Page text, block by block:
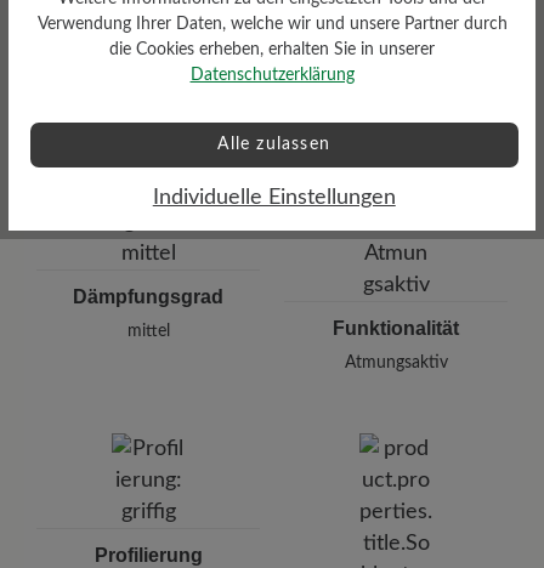
Herausnehmbares Softness-
Fußbett 4 mm mit
Dämpfungsgrad
mittel Funktionalität
Atmungsaktiv
Profilierung
Verwendung Ihrer Daten, welche wir und unsere Partner durch
die Cookies erheben, erhalten Sie in unserer
Datenschutzerklärung
Alle zulassen
Individuelle Einstellungen